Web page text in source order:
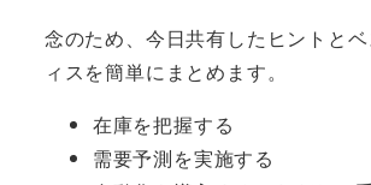
念のため、今日共有したヒントと
ィスを簡単にまとめます。
在庫を把握する
需要予測を実施する